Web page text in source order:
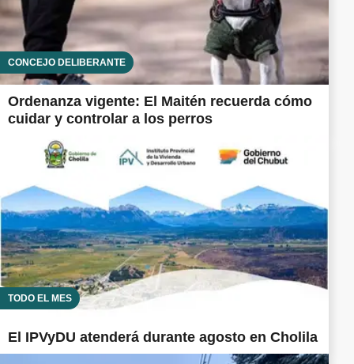
CONCEJO DELIBERANTE
Ordenanza vigente: El Maitén recuerda cómo
cuidar y controlar a los perros
TODO EL MES
El IPVyDU atenderá durante agosto en Cholila